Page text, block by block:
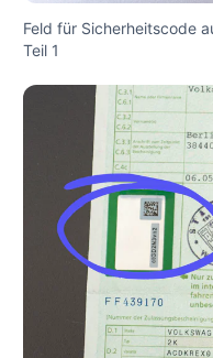
Feld für Sicherheitscode
Teil 1